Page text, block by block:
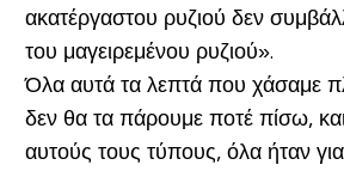
ακατέργαστου ρυζιού δεν
του μαγειρεμένου ρυζιού».
Όλα αυτά τα λεπτά που χάσαμε
δεν θα τα πάρουμε ποτέ πίσω,
αυτούς τους τύπους, όλα ήταν για